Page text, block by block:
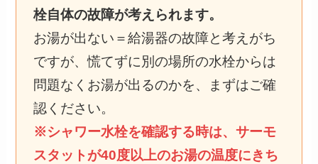
栓自体の故障が考えられます。
お湯が出ない＝給湯器の故障と考えがち
ですが、慌てずに別の場所の水栓からは
問題なくお湯が出るのかを、まずはご確
認ください。
※シャワー水栓を確認する時は、サーモ
スタットが40度以上のお湯の温度にきち